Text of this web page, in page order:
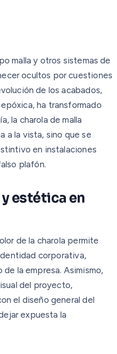
malla y otros sistemas de
ocultos por cuestiones
de los acabados,
ha transformado
la charola de malla
a la vista, sino que se
en instalaciones
plafón.
estética en
de la charola permite
corporativa,
la empresa. Asimismo,
del proyecto,
el diseño general del
expuesta la